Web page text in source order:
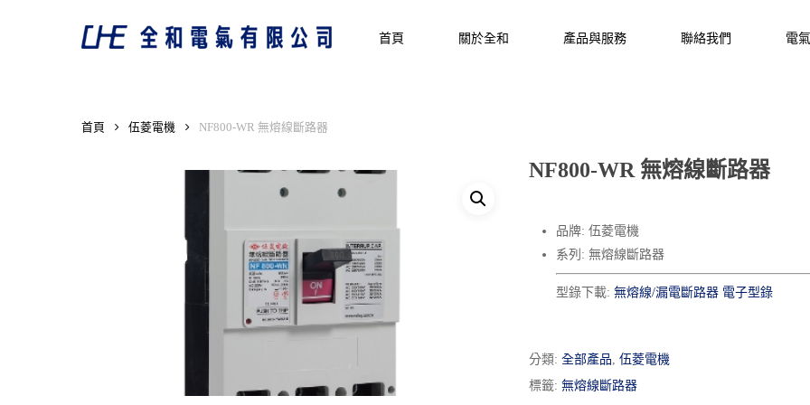
首頁 關於全和 產品與服務 聯絡我們 電
首頁 伍菱電機 NF800-WR 無熔線斷路器
NF800-WR 無熔線斷路器
品牌: 伍菱電機
系列: 無熔線斷路器
型錄下載: 無熔線/漏電斷路器 電子型錄
分類: 全部產品, 伍菱電機
標籤: 無熔線斷路器